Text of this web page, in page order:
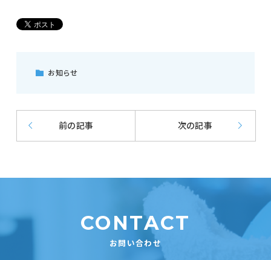
お知らせ
前の記事 次の記事
CONTACT
お問い合わせ